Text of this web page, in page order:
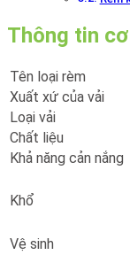
Thông tin
Tên loại rèm
Xuất xứ của vải
Loại vải
Chất liệu
Khả năng cản nắng
Khổ
Vệ sinh